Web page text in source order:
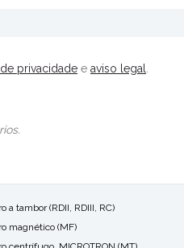
privacidade e aviso legal
a tambor (RDII, RDIII, RC)
magnético (MF)